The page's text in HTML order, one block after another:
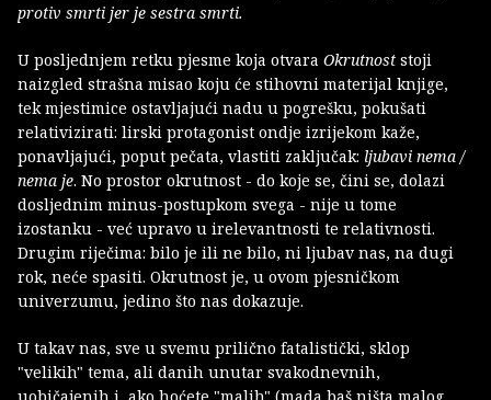
protiv smrti jer je sestra smrti.
U posljednjem retku pjesme koja otvara Okrutnost stoji
naizgled strašna misao koju će stihovni materijal knjige,
tek mjestimice ostavljajući nadu u pogrešku, pokušati
relativizirati: lirski protagonist ondje izrijekom kaže,
ponavljajući, poput pečata, vlastiti zaključak: ljubavi nema /
nema je. No prostor okrutnost - do koje se, čini se, dolazi
dosljednim minus-postupkom svega - nije u tome
izostanku - već upravo u irelevantnosti te relativnosti.
Drugim riječima: bilo je ili ne bilo, ni ljubav nas, na dugi
rok, neće spasiti. Okrutnost je, u ovom pjesničkom
univerzumu, jedino što nas dokazuje.
U takav nas, sve u svemu prilično fatalistički, sklop
"velikih" tema, ali danih unutar svakodnevnih,